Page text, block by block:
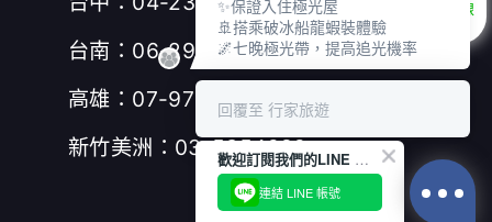
台南：06-2953606
高雄：07-9717277
新竹美洲：03-5354989
專線
✨保證入住極光屋
🚢搭乘破冰船龍蝦裝體驗
🌌七晚極光帶，提高追光機率
回覆至 行家旅遊
歡迎訂閱我們的LINE 官方帳號
連結 LINE 帳號